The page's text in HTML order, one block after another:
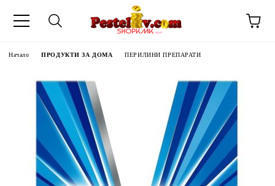
Начало ПРОДУКТИ ЗА ДОМА ПЕРИЛИНИ ПРЕПАРАТИ